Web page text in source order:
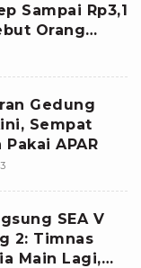
Sampai Rp3,1
Orang
Gedung
Sempat
APAR
SEA V
2: Timnas
Main Lagi,